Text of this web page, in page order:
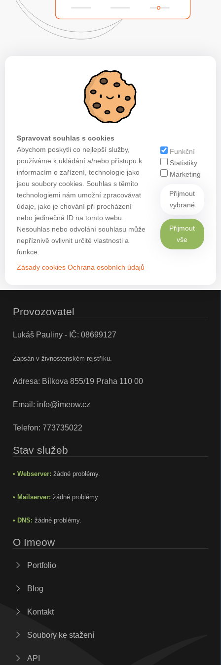
Spravovat souhlas s cookies
Abychom poskytli co nejlepší služby,
používáme k ukládání a/nebo přístupu k
informacím o zařízení, technologie jako
jsou soubory cookies. Souhlas s těmito
technologiemi nám umožní zpracovávat
údaje, jako je chování při procházení
nebo jedinečná ID na tomto webu.
Nesouhlas nebo odvolání souhlasu může
nepříznivě ovlivnit určité vlastnosti a
funkce.
Zásady cookies Ochrana osobních údajů
Funkční
Statistiky
Marketing
Přijmout
vybrané
Přijmout
vše
Provozovatel
Lukáš Pauliny - IČ: 08699127
Zapsán v živnostenském rejstříku.
Adresa: Bílkova 855/19 Praha 110 00
Email: info@imeow.cz
Telefon: 773735022
Stav služeb
• Webserver: žádné problémy.
• Mailserver: žádné problémy.
• DNS: žádné problémy.
O Imeow
Portfolio
Blog
Kontakt
Soubory ke stažení
API